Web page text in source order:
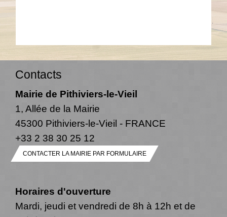
Contacts
Mairie de Pithiviers-le-Vieil
1, Allée de la Mairie
45300 Pithiviers-le-Vieil - FRANCE
+33 2 38 30 25 12
CONTACTER LA MAIRIE PAR FORMULAIRE
Horaires d'ouverture
Mardi, jeudi et vendredi de 8h à 12h et de